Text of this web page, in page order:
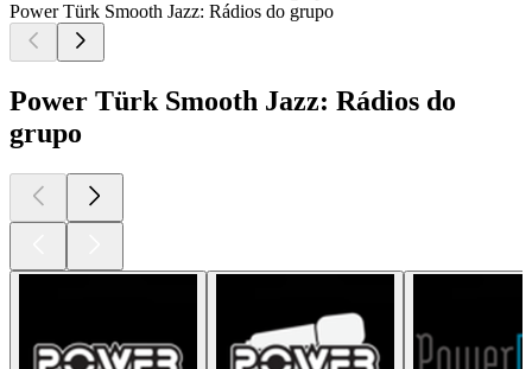
Power Türk Smooth Jazz: Rádios do grupo
Power Türk Smooth Jazz: Rádios do
grupo